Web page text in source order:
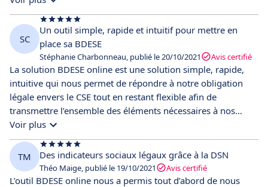
SC
Un outil simple, rapide et intuitif pour mettre en
place sa BDESE
Stéphanie Charbonneau, publié le 20/10/2021 Avis certifié
La solution BDESE online est une solution simple, rapide,
intuitive qui nous permet de répondre à notre obligation
légale envers le CSE tout en restant flexible afin de
transmettre l’ensemble des éléments nécessaires à nos
échanges avec les membres du CSE.
Voir plus
TM Des indicateurs sociaux légaux grâce à la DSN
Théo Maige, publié le 19/10/2021 Avis certifié
L’outil BDESE online nous a permis tout d’abord de nous